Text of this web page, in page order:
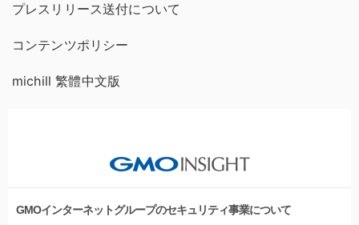
プレスリリース送付について
コンテンツポリシー
michill 繁體中文版
GMOインターネットグループのセキュリティ事業について